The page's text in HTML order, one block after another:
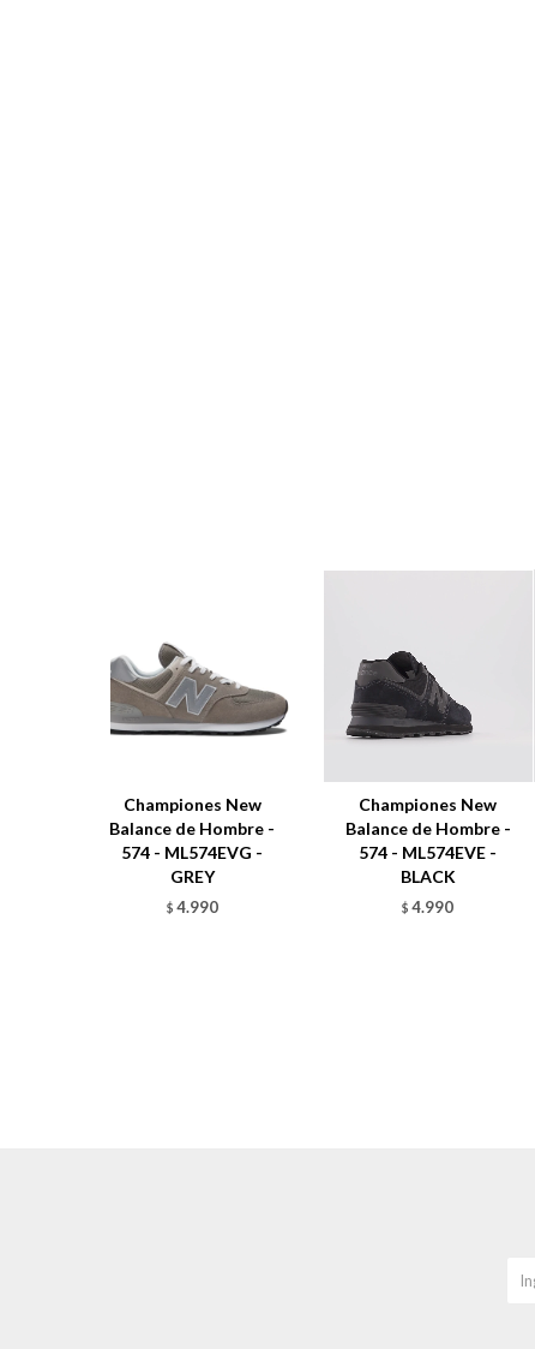
Championes New
Balance de Hombre -
574 - ML574EVG -
GREY
$ 4.990
Championes New
Balance de Hombre -
574 - ML574EVE -
BLACK
$ 4.990